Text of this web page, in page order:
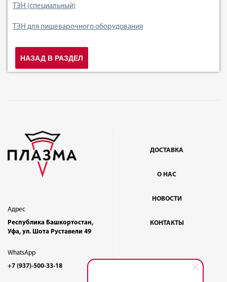
ТЭН (специальный)
ТЭН для пищеварочного оборудования
НАЗАД В РАЗДЕЛ
Адрес
Республика Башкортостан,
Уфа, ул. Шота Руставели 49
WhatsApp
+7 (937)-500-33-18
ДОСТАВКА
О НАС
НОВОСТИ
КОНТАКТЫ